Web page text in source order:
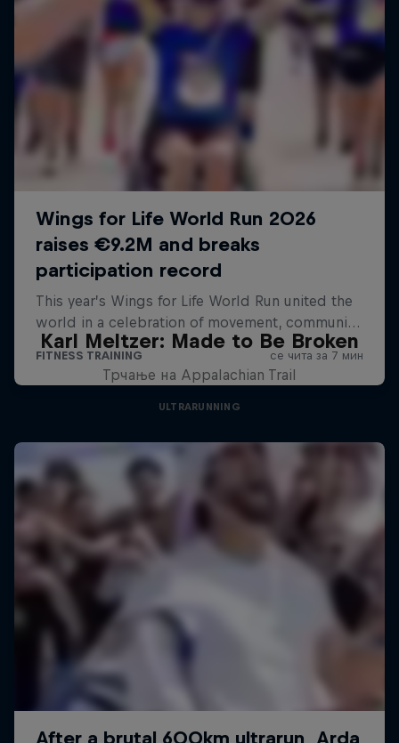
Karl Meltzer: Made to Be Broken
Трчање на Appalachian Trail
ULTRARUNNING